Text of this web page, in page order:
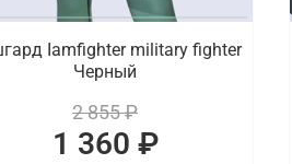
Iamfighter military fighter
Черный
2 855 ₽
1 360 ₽